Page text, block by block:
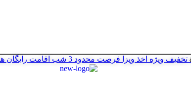
تخفیف ویژه اخذ ویزا فرصت محدود 3 شب اقامت رایگان هتل